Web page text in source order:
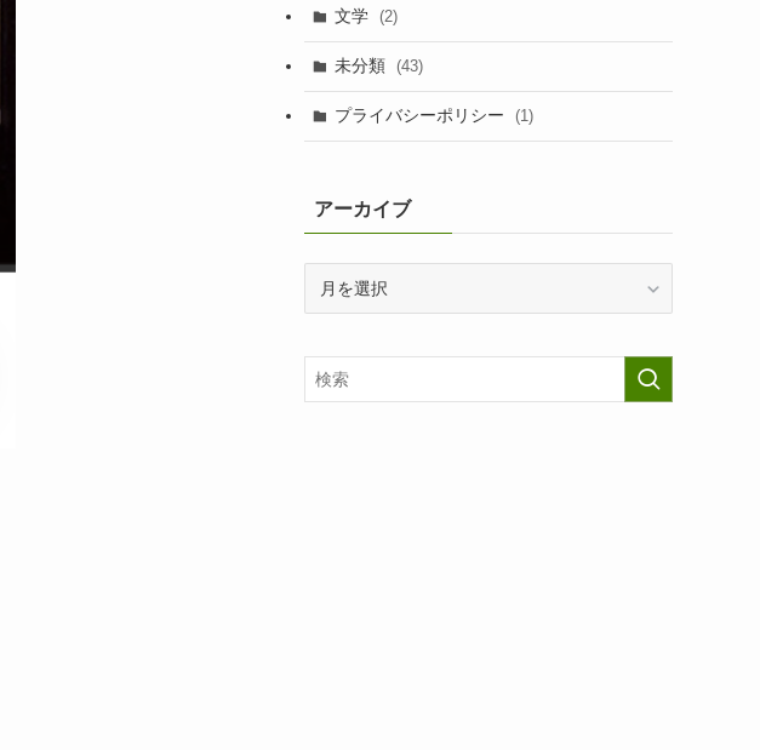
文学 (2)
未分類 (43)
プライバシーポリシー (1)
アーカイブ
イ
ブ